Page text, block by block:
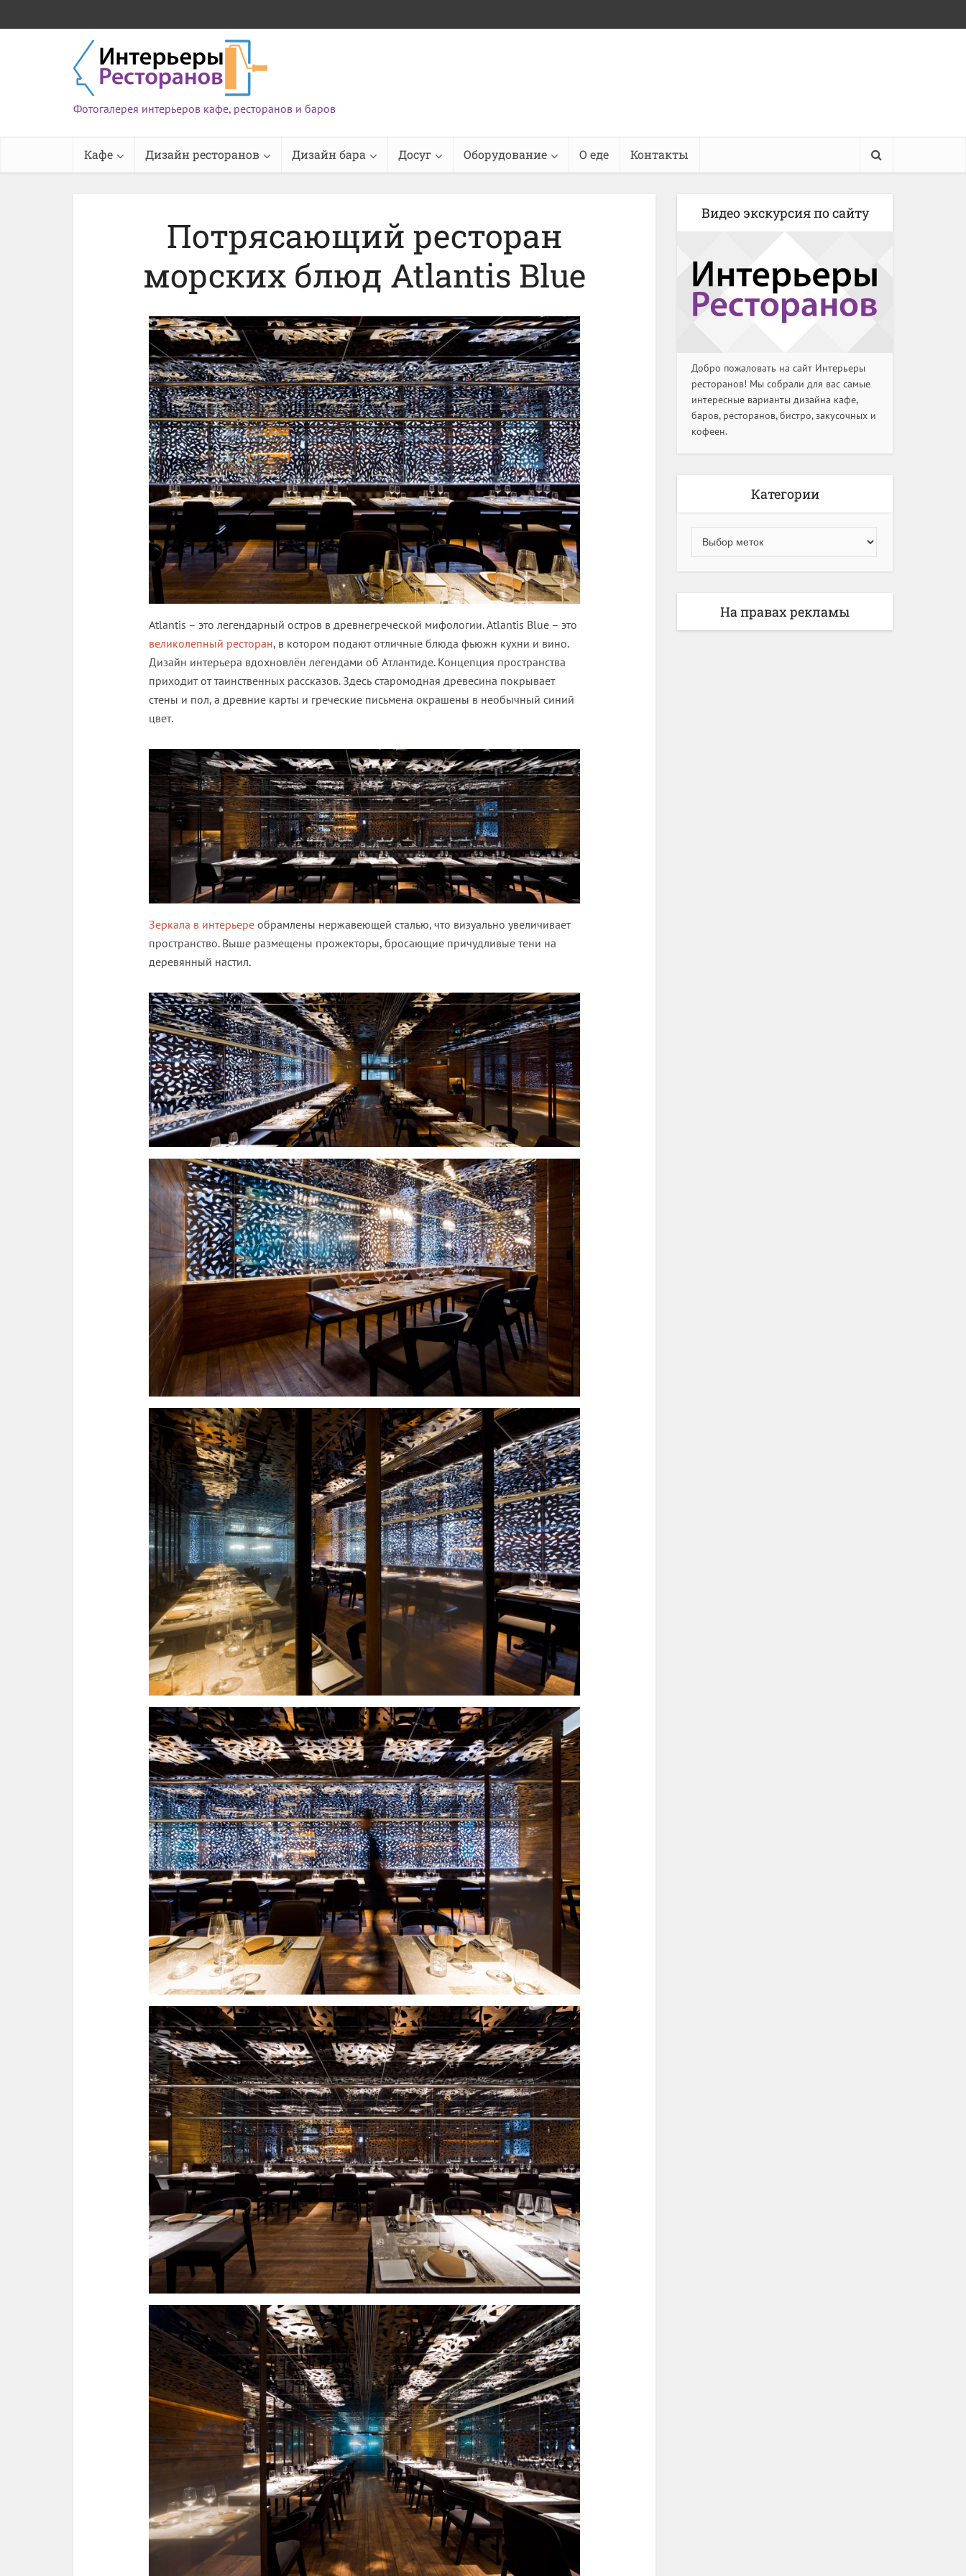
Фотогалерея интерьеров кафе, ресторанов и баров
Кафе Дизайн ресторанов Дизайн бара Досуг Оборудование О еде Контакты
Потрясающий ресторан
морских блюд Atlantis Blue
Atlantis – это легендарный остров в древнегреческой мифологии. Atlantis Blue – это
великолепный ресторан, в котором подают отличные блюда фьюжн кухни и вино.
Дизайн интерьера вдохновлён легендами об Атлантиде. Концепция пространства
приходит от таинственных рассказов. Здесь старомодная древесина покрывает
стены и пол, а древние карты и греческие письмена окрашены в необычный синий
цвет.
Зеркала в интерьере обрамлены нержавеющей сталью, что визуально увеличивает
пространство. Выше размещены прожекторы, бросающие причудливые тени на
деревянный настил.
Видео экскурсия по сайту
Добро пожаловать на сайт Интерьеры
ресторанов! Мы собрали для вас самые
интересные варианты дизайна кафе,
баров, ресторанов, бистро, закусочных и
кофеен.
Категории
На правах рекламы